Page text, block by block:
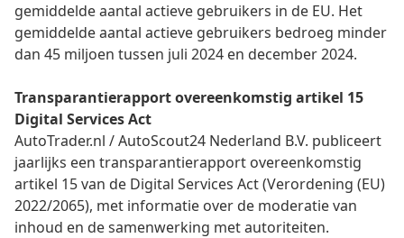
gemiddelde aantal actieve gebruikers in de EU. Het
gemiddelde aantal actieve gebruikers bedroeg minder
dan 45 miljoen tussen juli 2024 en december 2024.
Transparantierapport overeenkomstig artikel 15
Digital Services Act
AutoTrader.nl / AutoScout24 Nederland B.V. publiceert
jaarlijks een transparantierapport overeenkomstig
artikel 15 van de Digital Services Act (Verordening (EU)
2022/2065), met informatie over de moderatie van
inhoud en de samenwerking met autoriteiten.